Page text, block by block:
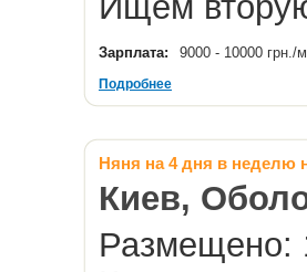
Зарплата: 9000 - 10000 грн./
Подробнее
Няня на 4 дня в неделю
Киев,
Размещено: